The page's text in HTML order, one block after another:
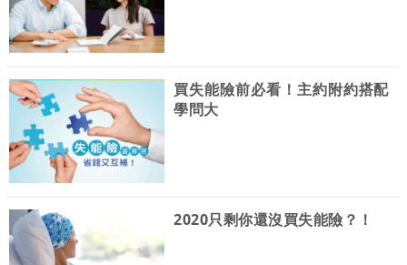
買失能險前必看！主約附約搭配
學問大
2020只剩你還沒買失能險？！